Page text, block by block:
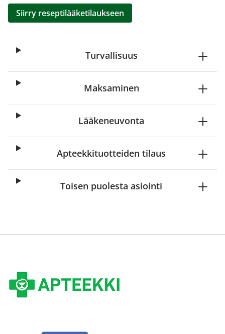
Siirry reseptilääketilaukseen
Turvallisuus
Maksaminen
Lääkeneuvonta
Apteekkituotteiden tilaus
Toisen puolesta asiointi